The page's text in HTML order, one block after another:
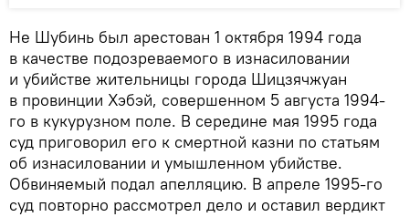
Не Шубинь был арестован 1 октября 1994 года
в качестве подозреваемого в изнасиловании
и убийстве жительницы города Шицзячжуан
в провинции Хэбэй, совершенном 5 августа 1994-
го в кукурузном поле. В середине мая 1995 года
суд приговорил его к смертной казни по статьям
об изнасиловании и умышленном убийстве.
Обвиняемый подал апелляцию. В апреле 1995-го
суд повторно рассмотрел дело и оставил вердикт